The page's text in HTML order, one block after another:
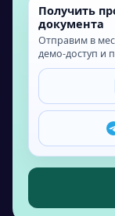
Получить
документа
Отправим в
демо-доступ и